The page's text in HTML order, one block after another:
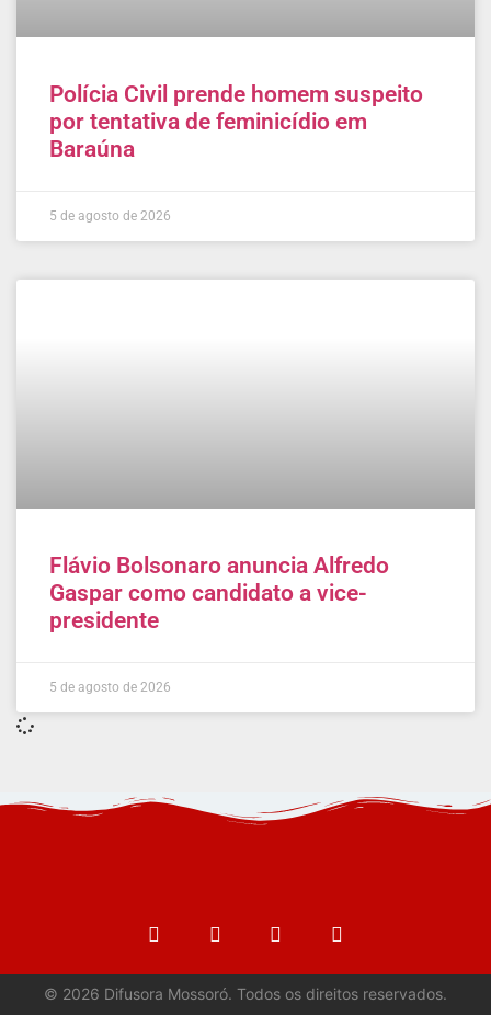
Polícia Civil prende homem suspeito
por tentativa de feminicídio em
Baraúna
5 de agosto de 2026
Flávio Bolsonaro anuncia Alfredo
Gaspar como candidato a vice-
presidente
5 de agosto de 2026
© 2026 Difusora Mossoró. Todos os direitos reservados.